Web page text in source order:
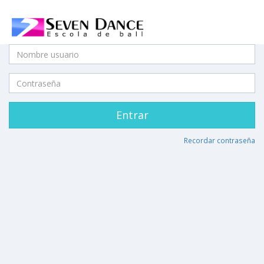
Entrar
Recordar contraseña